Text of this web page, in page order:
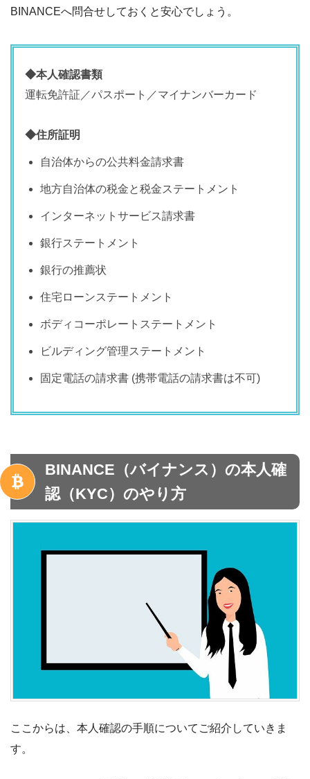
BINANCEへ問合せしておくと安心でしょう。
◆本人確認書類
運転免許証／パスポート／マイナンバーカード
◆住所証明
自治体からの公共料金請求書
地方自治体の税金と税金ステートメント
インターネットサービス請求書
銀行ステートメント
銀行の推薦状
住宅ローンステートメント
ボディコーポレートステートメント
ビルディング管理ステートメント
固定電話の請求書 (携帯電話の請求書は不可)
BINANCE（バイナンス）の本人確
認（KYC）のやり方
ここからは、本人確認の手順についてご紹介していきま
す。